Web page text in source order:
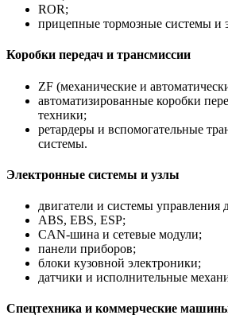
ROR;
прицепные тормозные системы и
Коробки передач и трансмиссии
ZF (механические и
автоматизированные коробки
техники;
ретардеры и вспомогательные
системы.
Электронные системы и узлы
двигатели и системы управления
ABS, EBS, ESP;
CAN-шина и сетевые модули;
панели приборов;
блоки кузовной электроники;
датчики и исполнительные
Спецтехника и коммерческие